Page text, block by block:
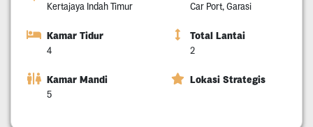
Kertajaya Indah Timur Car Port, Garasi
Kamar Tidur
4
Total Lantai
2
Kamar Mandi
5
Lokasi Strategis